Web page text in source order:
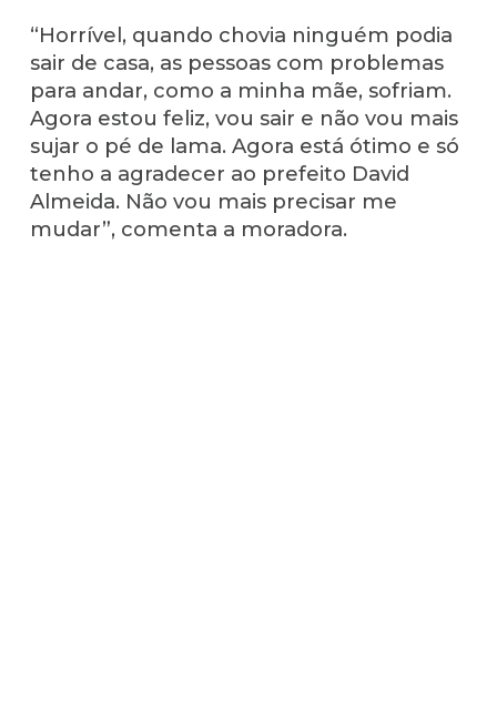
“Horrível, quando chovia ninguém podia
sair de casa, as pessoas com problemas
para andar, como a minha mãe, sofriam.
Agora estou feliz, vou sair e não vou mais
sujar o pé de lama. Agora está ótimo e só
tenho a agradecer ao prefeito David
Almeida. Não vou mais precisar me
mudar”, comenta a moradora.